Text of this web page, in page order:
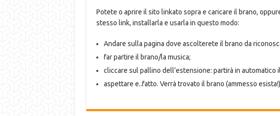
Potete o aprire il sito linkato sopra e caricare il brano,
stesso link, installarla e usarla in questo modo:
Andare sulla pagina dove ascolterete il brano da
far partire il brano/la musica;
cliccare sul pallino dell’estensione: partirà in automatico
aspettare e..fatto. Verrà trovato il brano (ammesso